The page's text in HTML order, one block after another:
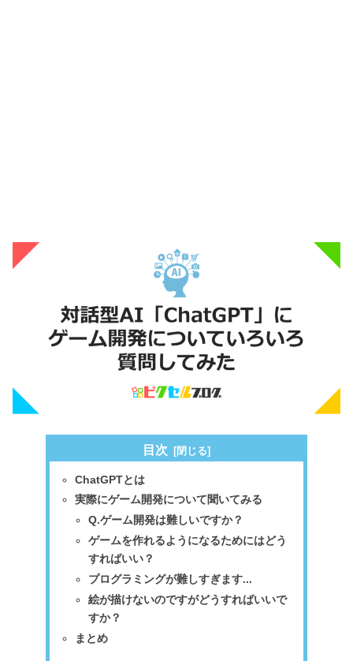
目次
ChatGPTとは
実際にゲーム開発について聞いてみる
Q.ゲーム開発は難しいですか？
ゲームを作れるようになるためにはどう
すればいい？
プログラミングが難しすぎます...
絵が描けないのですがどうすればいいで
すか？
まとめ